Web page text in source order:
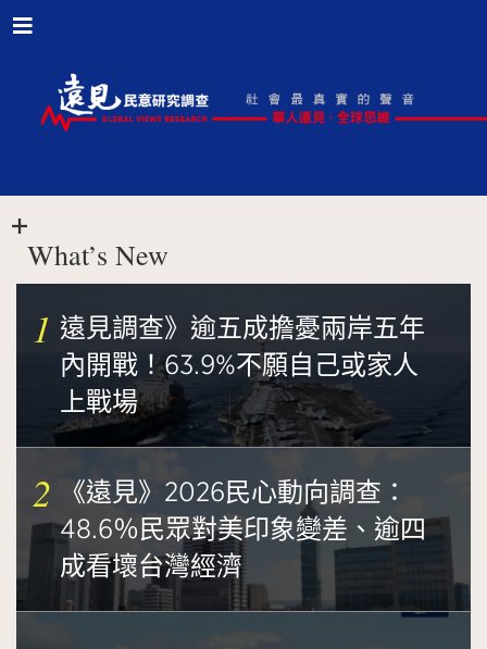
What’s New
1 遠見調查》逾五成擔憂兩岸五年
內開戰！63.9%不願自己或家人
上戰場
2
《遠見》2026民心動向調查：
48.6％民眾對美印象變差、逾四
成看壞台灣經濟